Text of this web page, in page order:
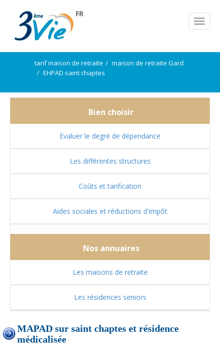
FR
tarif maison de retraite
maison de retraite Gard
EHPAD saint chaptes
Bien choisir
Evaluer le degré de dépendance
Les différentes structures
Coûts et tarification
Aides sociales et réductions d'impôt
Nos annuaires
Les maisons de retraite
Les résidences seniors
MAPAD sur saint chaptes et résidence
médicalisée